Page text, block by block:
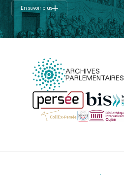
En savoir plus
ARCHIVES
PARLEMENTAIRES
Menu